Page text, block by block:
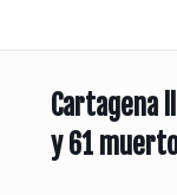
Cartagena
y 61